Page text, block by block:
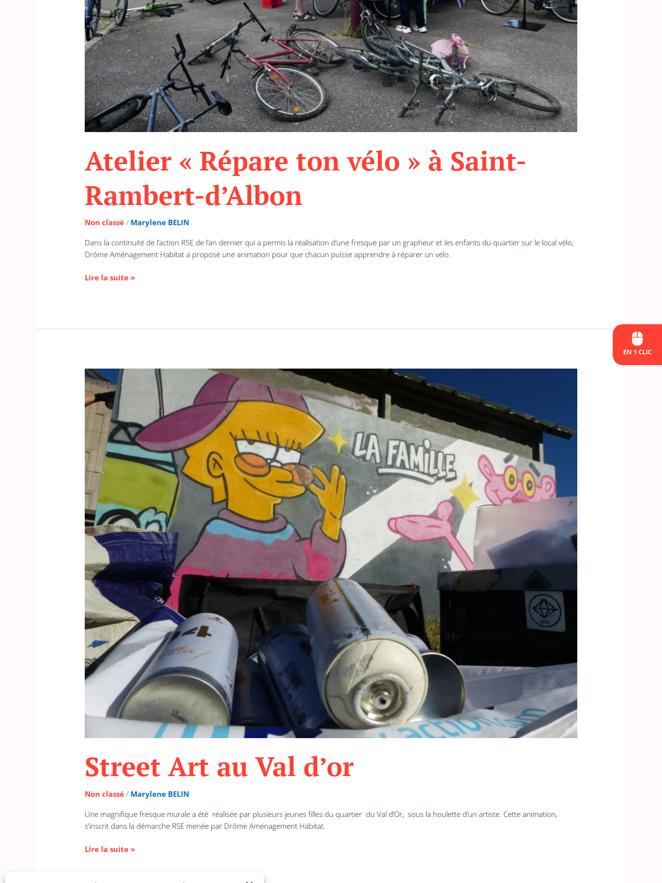
EN 1 CLIC
Atelier « Répare ton vélo » à Saint-
Rambert-d’Albon
Non classé / Marylene BELIN
Dans la continuité de l’action RSE de l’an dernier qui a permis la réalisation d’une fresque par un grapheur et les enfants du quartier sur le local vélo,
Drôme Aménagement Habitat a proposé une animation pour que chacun puisse apprendre à réparer un vélo.
Lire la suite »
Street Art au Val d’or
Non classé / Marylene BELIN
Une magnifique fresque murale a été réalisée par plusieurs jeunes filles du quartier du Val d’Or, sous la houlette d’un artiste. Cette animation,
s’inscrit dans la démarche RSE menée par Drôme Aménagement Habitat.
Street
Art
au
Val
d’or
Lire la suite »